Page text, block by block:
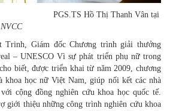
Thị Thanh Vân tại
NVCC
Trinh, Giám đốc Chương trình giải thưởng
– UNESCO Vì sự phát triển phụ nữ trong
biết, được triển khai từ năm 2009, chương
khoa học nữ Việt Nam, giúp nối kết các nhà
cộng đồng nghiên cứu khoa học quốc tế.
giới thiệu những công trình nghiên cứu khoa